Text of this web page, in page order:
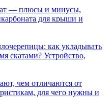
— плюсы и минусы,
для крыши и
как укладывать
скатами? Устройство,
чем отличаются от
для чего нужны и